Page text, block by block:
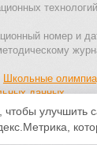
номер и
Школьные
данных
Все
улучшить